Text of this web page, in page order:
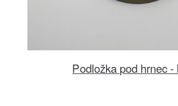
Podložka pod hrnec -